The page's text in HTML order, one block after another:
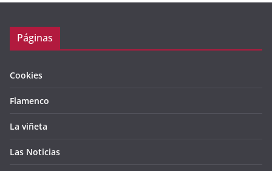
Páginas
Cookies
Flamenco
La viñeta
Las Noticias